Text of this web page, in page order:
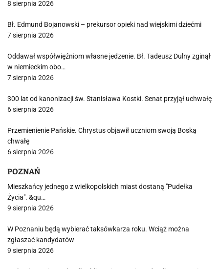
8 sierpnia 2026
Bł. Edmund Bojanowski – prekursor opieki nad wiejskimi dziećmi
7 sierpnia 2026
Oddawał współwięźniom własne jedzenie. Bł. Tadeusz Dulny zginął
w niemieckim obo…
7 sierpnia 2026
300 lat od kanonizacji św. Stanisława Kostki. Senat przyjął uchwałę
6 sierpnia 2026
Przemienienie Pańskie. Chrystus objawił uczniom swoją Boską
chwałę
6 sierpnia 2026
POZNAŃ
Mieszkańcy jednego z wielkopolskich miast dostaną "Pudełka
Życia". &qu…
9 sierpnia 2026
W Poznaniu będą wybierać taksówkarza roku. Wciąż można
zgłaszać kandydatów
9 sierpnia 2026